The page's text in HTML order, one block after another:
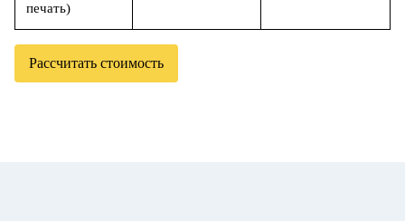
печать)
Рассчитать стоимость